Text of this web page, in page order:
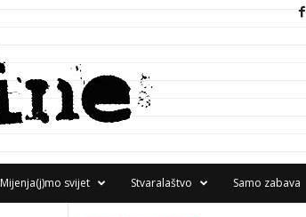
Mijenja(j)mo svijet Stvaralaštvo Samo zabava